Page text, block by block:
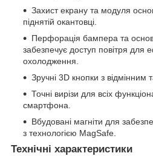
Захист екрану та модуля
піднятій окантовці.
Перфорація бампера та
забезпечує доступ повітря для
охолодження.
Зручні 3D кнопки з відмінним
Точні вирізи для всіх
смартфона.
Вбудовані магніти для
з технологією MagSafe.
Технічні характеристики